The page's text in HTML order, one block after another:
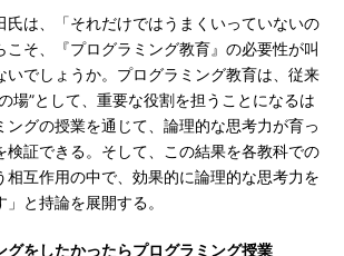
は、「それだけではうまくいっていないの
こそ、『プログラミング教育』の必要性が叫
いでしょうか。プログラミング教育は、従来
場”として、重要な役割を担うことになるは
ングの授業を通じて、論理的な思考力が育っ
検証できる。そして、この結果を各教科での
相互作用の中で、効果的に論理的な思考力を
と持論を展開する。
グをしたかったらプログラミング授業